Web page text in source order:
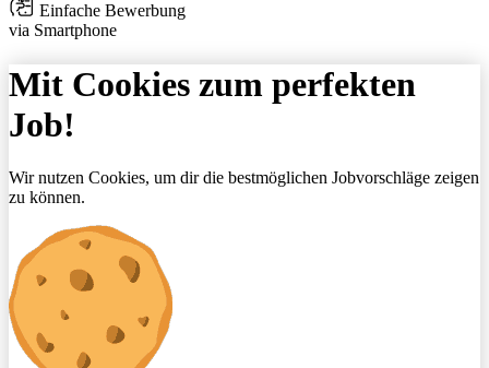
Einfache Bewerbung
via Smartphone
Mit Cookies zum perfekten
Job!
Wir nutzen Cookies, um dir die bestmöglichen Jobvorschläge zeigen
zu können.